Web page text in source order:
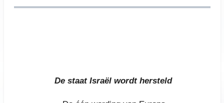
De staat Israël wordt hersteld